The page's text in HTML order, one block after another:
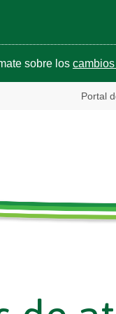
sobre los
Portal